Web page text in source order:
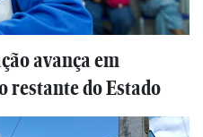
avança em
restante do Estado